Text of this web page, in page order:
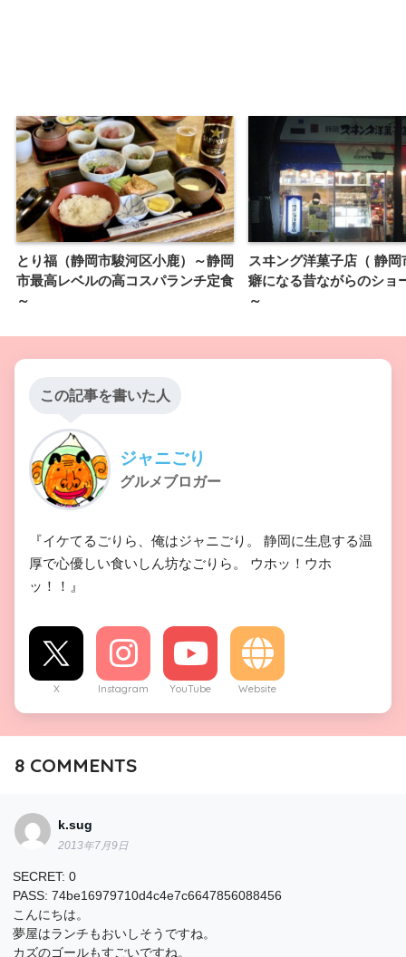
とり福（静岡市駿河区小鹿）～静岡
市最高レベルの高コスパランチ定食
～
スヰング洋菓子店（ 静
癖になる昔ながらのショ
～
この記事を書いた人
ジャニごり
グルメブロガー
『イケてるごりら、俺はジャニごり。 静岡に生息する温
厚で心優しい食いしん坊なごりら。 ウホッ！ウホ
ッ！！』
X Instagram YouTube Website
8COMMENTS
k.sug
2013年7月9日
SECRET: 0
PASS: 74be16979710d4c4e7c6647856088456
こんにちは。
夢屋はランチもおいしそうですね。
カズのゴールもすごいですね。